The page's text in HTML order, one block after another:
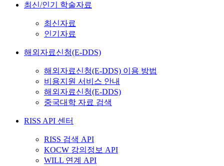
최신/인기 학술자료
최신자료
인기자료
해외자료신청(E-DDS)
해외자료신청(E-DDS) 이용 방법
비용지원 서비스 안내
해외자료신청(E-DDS)
중국대학 자료 검색
RISS API 센터
RISS 검색 API
KOCW 강의정보 API
WILL 연계 API